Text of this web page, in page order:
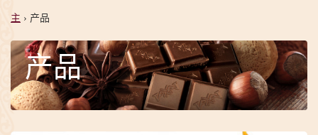
主 › 产品
产品